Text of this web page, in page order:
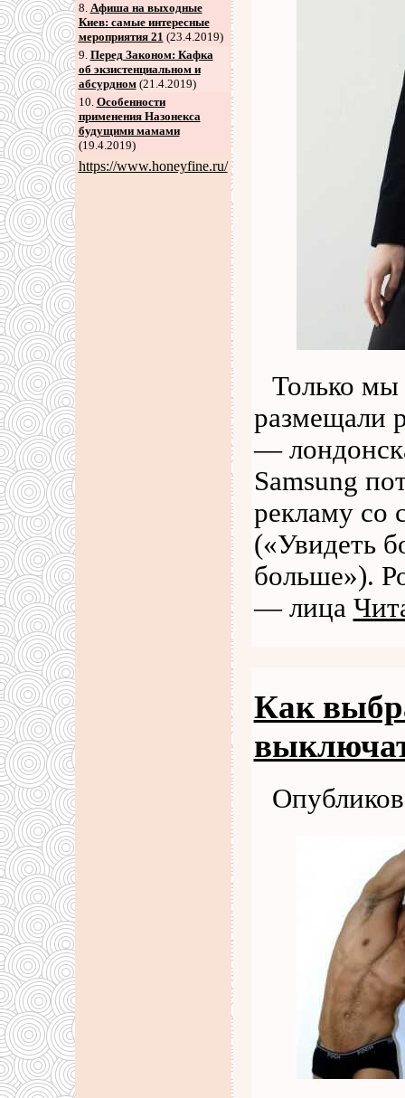
8. Афиша на выходные
Киев: самые интересные
мероприятия 21 (23.4.2019)
9. Перед Законом: Кафка
об экзистенциальном и
абсурдном(21.4.2019)
10. Особенности
применения Назонекса
будущими мамами
(19.4.2019)
https://www.honeyfine.ru/
Только мы
размещали
—
Samsung
рекламу со
(«Увидеть
больше»).
— лица
Как